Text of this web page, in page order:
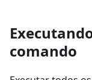
comando